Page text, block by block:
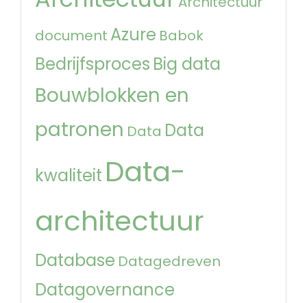
document Azure Babok
Bedrijfsproces Big data
Bouwblokken en
patronen Data Data
kwaliteit Data-
architectuur
Database Datagedreven
Datagovernance